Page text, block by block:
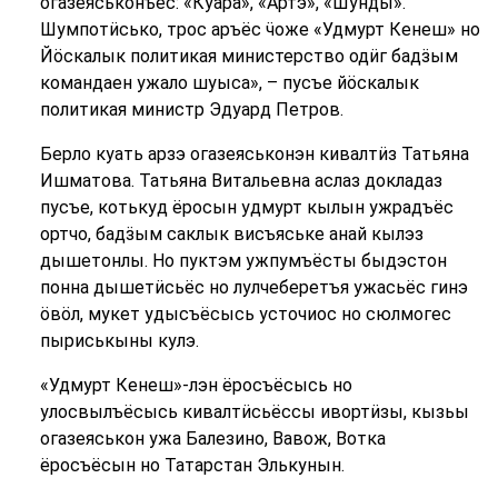
Шумпотӥсько, трос аръёс ӵоже «Удмурт Кенеш» но
Йӧскалык политикая министерство одӥг бадӟым
командаен ужало шуыса», – пусъе йӧскалык
политикая министр Эдуард Петров.
Берло куать арзэ огазеяськонэн кивалтӥз Татьяна
Ишматова. Татьяна Витальевна аслаз докладаз
пусъе, котькуд ёросын удмурт кылын ужрадъёс
ортчо, бадӟым саклык висъяське анай кылэз
дышетонлы. Но пуктэм ужпумъёсты быдэстон
понна дышетӥсьёс но лулчеберетъя ужасьёс гинэ
ӧвӧл, мукет удысъёсысь усточиос но сюлмогес
пыриськыны кулэ.
«Удмурт Кенеш»-лэн ёросъёсысь но
улосвылъёсысь кивалтӥсьёссы ивортӥзы, кызьы
огазеяськон ужа Балезино, Вавож, Вотка
ёросъёсын но Татарстан Элькунын.